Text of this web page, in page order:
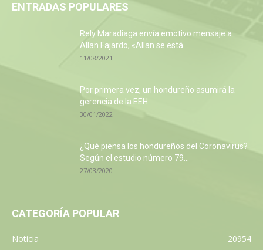
ENTRADAS POPULARES
Rely Maradiaga envía emotivo mensaje a
Allan Fajardo, «Allan se está...
11/08/2021
Por primera vez, un hondureño asumirá la
gerencia de la EEH
30/01/2022
¿Qué piensa los hondureños del Coronavirus?
Según el estudio número 79...
27/03/2020
CATEGORÍA POPULAR
Noticia
20954